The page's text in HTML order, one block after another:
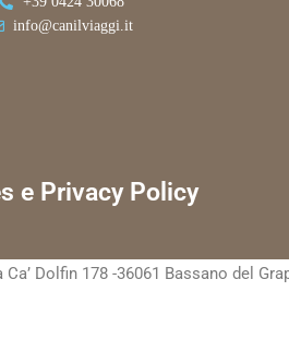
info@canilviaggi.it
e Privacy Policy
Dolfin 178 -36061 Bassano del